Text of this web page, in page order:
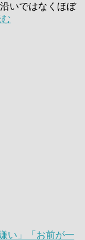
いではなくほぼ
い」「お前が一